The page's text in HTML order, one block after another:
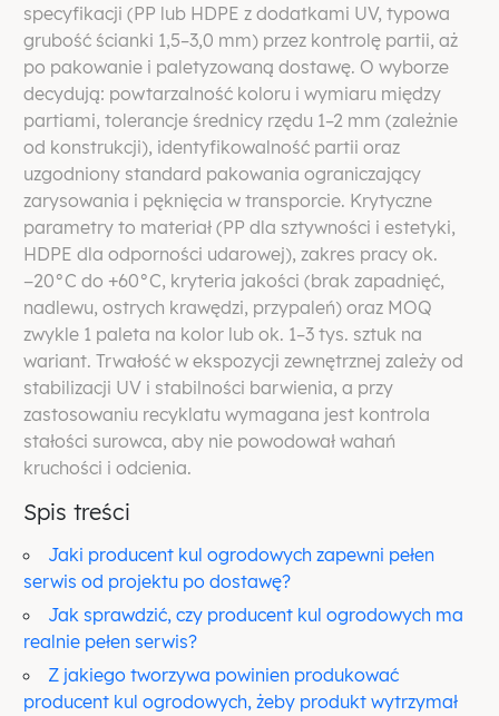
specyfikacji (PP lub HDPE z dodatkami UV, typowa
grubość ścianki 1,5–3,0 mm) przez kontrolę partii, aż
po pakowanie i paletyzowaną dostawę. O wyborze
decydują: powtarzalność koloru i wymiaru między
partiami, tolerancje średnicy rzędu 1–2 mm (zależnie
od konstrukcji), identyfikowalność partii oraz
uzgodniony standard pakowania ograniczający
zarysowania i pęknięcia w transporcie. Krytyczne
parametry to materiał (PP dla sztywności i estetyki,
HDPE dla odporności udarowej), zakres pracy ok.
−20°C do +60°C, kryteria jakości (brak zapadnięć,
nadlewu, ostrych krawędzi, przypaleń) oraz MOQ
zwykle 1 paleta na kolor lub ok. 1–3 tys. sztuk na
wariant. Trwałość w ekspozycji zewnętrznej zależy od
stabilizacji UV i stabilności barwienia, a przy
zastosowaniu recyklatu wymagana jest kontrola
stałości surowca, aby nie powodował wahań
kruchości i odcienia.
Spis treści
Jaki producent kul ogrodowych zapewni pełen
serwis od projektu po dostawę?
Jak sprawdzić, czy producent kul ogrodowych ma
realnie pełen serwis?
Z jakiego tworzywa powinien produkować
producent kul ogrodowych, żeby produkt wytrzymał